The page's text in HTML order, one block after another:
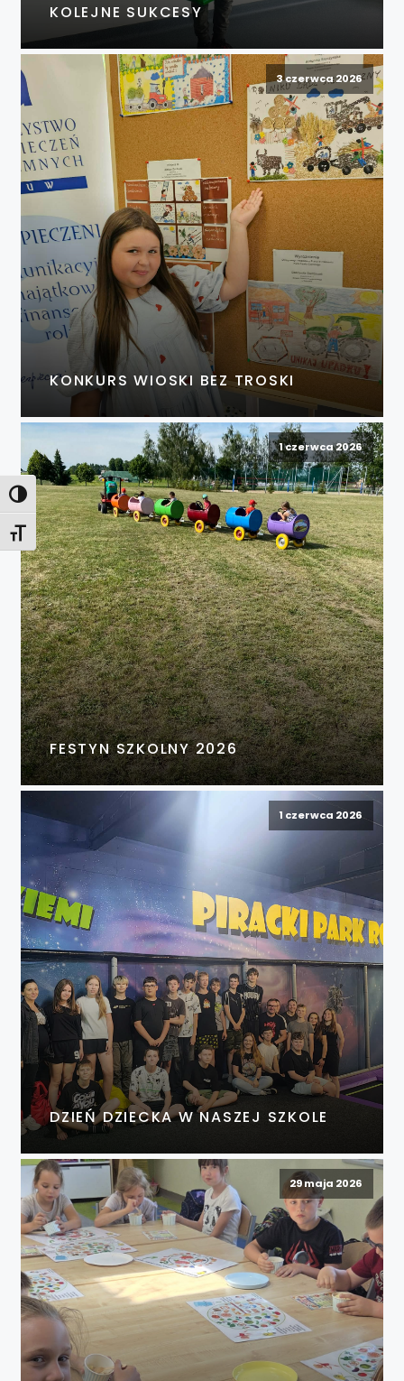
Toggle High Contrast
Toggle Font size
KOLEJNE SUKCESY
3 czerwca 2026
KONKURS WIOSKI BEZ TROSKI
1 czerwca 2026
FESTYN SZKOLNY 2026
1 czerwca 2026
DZIEŃ DZIECKA W NASZEJ SZKOLE
29 maja 2026